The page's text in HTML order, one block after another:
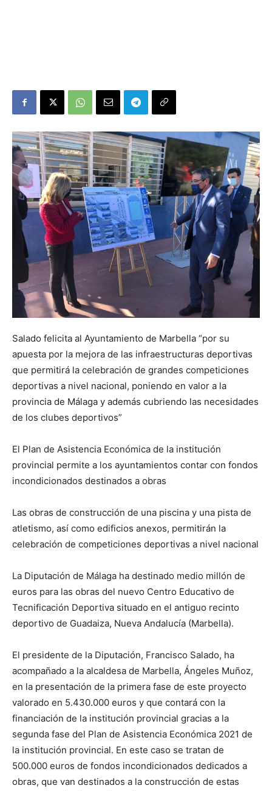
Salado felicita al Ayuntamiento de Marbella “por su
apuesta por la mejora de las infraestructuras deportivas
que permitirá la celebración de grandes competiciones
deportivas a nivel nacional, poniendo en valor a la
provincia de Málaga y además cubriendo las necesidades
de los clubes deportivos”
El Plan de Asistencia Económica de la institución
provincial permite a los ayuntamientos contar con fondos
incondicionados destinados a obras
Las obras de construcción de una piscina y una pista de
atletismo, así como edificios anexos, permitirán la
celebración de competiciones deportivas a nivel nacional
La Diputación de Málaga ha destinado medio millón de
euros para las obras del nuevo Centro Educativo de
Tecnificación Deportiva situado en el antiguo recinto
deportivo de Guadaiza, Nueva Andalucía (Marbella).
El presidente de la Diputación, Francisco Salado, ha
acompañado a la alcaldesa de Marbella, Ángeles Muñoz,
en la presentación de la primera fase de este proyecto
valorado en 5.430.000 euros y que contará con la
financiación de la institución provincial gracias a la
segunda fase del Plan de Asistencia Económica 2021 de
la institución provincial. En este caso se tratan de
500.000 euros de fondos incondicionados dedicados a
obras, que van destinados a la construcción de estas